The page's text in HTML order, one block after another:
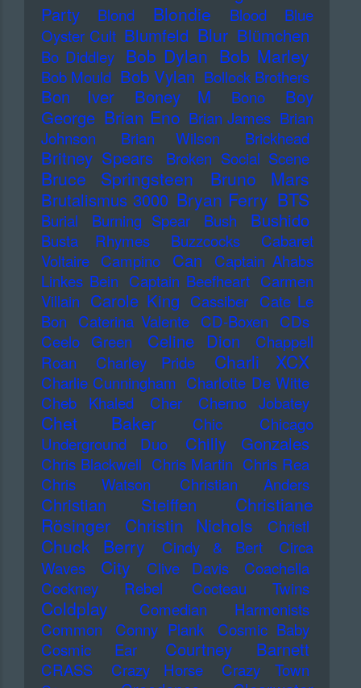
Party
Blond Blondie Blood
Blue
Oyster Cult Blumfeld Blur Blümchen
Bo Diddley Bob Dylan Bob Marley
Bob Mould Bob Vylan Bollock Brothers
Bon Iver Boney M Bono
Boy
George Brian Eno Brian James Brian
Johnson
Brian Wilson Brickhead
Britney Spears Broken Social Scene
Bruce Springsteen Bruno Mars
Brutalismus 3000 Bryan Ferry BTS
Burial Burning Spear Bush Bushido
Busta Rhymes Buzzcocks
Cabaret
Voltaire Campino Can
Captain Ahabs
Linkes Bein Captain Beefheart Carmen
Villain Carole King Cassiber Cate Le
Bon
Caterina Valente CD-Boxen
CDs
Ceelo Green
Celine Dion
Chappell
Roan
Charley Pride Charli XCX
Charlie Cunningham Charlotte De Witte
Cheb Khaled
Cher Cherno Jobatey
Chet Baker Chic
Chicago
Underground Duo
Chilly Gonzales
Chris Blackwell Chris Martin Chris Rea
Chris Watson
Christian Anders
Christian Steiffen
Christiane
Rösinger
Christin Nichols Christl
Chuck Berry Cindy & Bert
Circa
Waves
City Clive Davis
Coachella
Cockney Rebel
Cocteau Twins
Coldplay
Comedian Harmonists
Common
Conny Plank
Cosmic Baby
Cosmic Ear
Courtney Barnett
CRASS Crazy Horse Crazy Town